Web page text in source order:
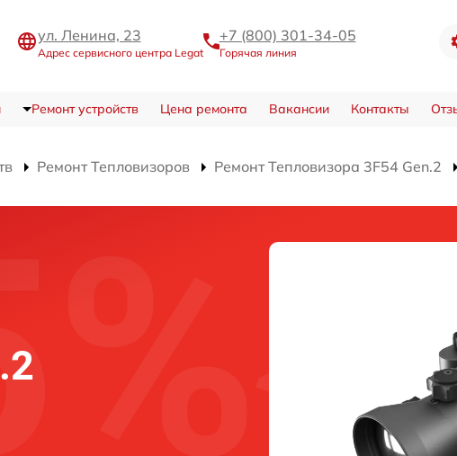
ул. Ленина, 23
Адрес сервисного центра Legat
+7 (800) 301-34-05
Горячая линия
Ремонт устройств Цена ремонта Вакансии Контакты
Ремонт Тепловизоров Ремонт Тепловизора 3F54 Gen.2